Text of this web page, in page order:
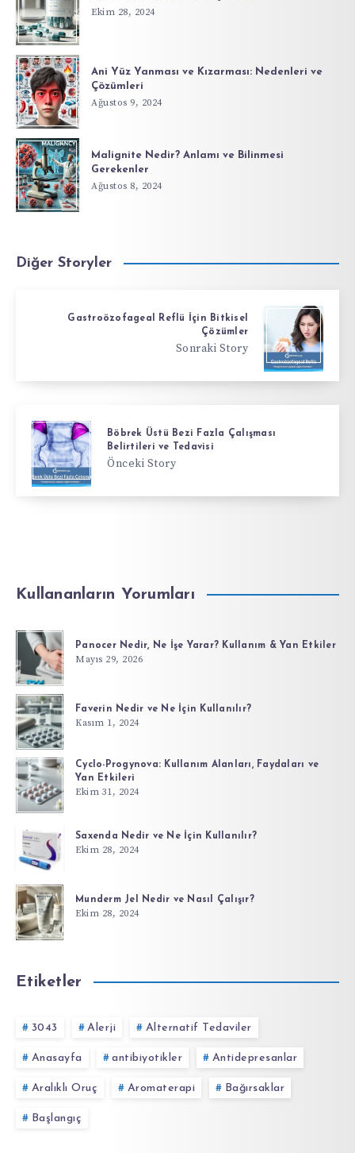
Ekim 28, 2024
Ani Yüz Yanması ve Kızarması: Nedenleri ve
Çözümleri
Ağustos 9, 2024
Malignite Nedir? Anlamı ve Bilinmesi
Gerekenler
Ağustos 8, 2024
Diğer Storyler
Gastroözofageal Reflü İçin Bitkisel
Çözümler
Sonraki Story
Böbrek Üstü Bezi Fazla Çalışması
Belirtileri ve Tedavisi
Önceki Story
Kullananların Yorumları
Panocer Nedir, Ne İşe Yarar? Kullanım & Yan Etkiler
Mayıs 29, 2026
Faverin Nedir ve Ne İçin Kullanılır?
Kasım 1, 2024
Cyclo-Progynova: Kullanım Alanları, Faydaları ve
Yan Etkileri
Ekim 31, 2024
Saxenda Nedir ve Ne İçin Kullanılır?
Ekim 28, 2024
Munderm Jel Nedir ve Nasıl Çalışır?
Ekim 28, 2024
Etiketler
3043 Alerji Alternatif Tedaviler
Anasayfa antibiyotikler Antidepresanlar
Aralıklı Oruç Aromaterapi Bağırsaklar
Başlangıç